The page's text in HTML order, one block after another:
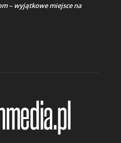
– wyjątkowe miejsce na